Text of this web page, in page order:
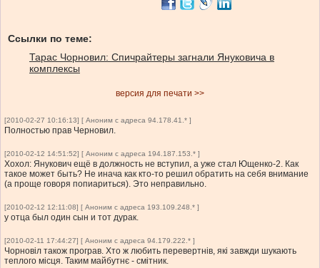
Ссылки по теме:
Тарас Чорновил: Спичрайтеры загнали Януковича в
комплексы
версия для печати >>
[2010-02-27 10:16:13] [ Аноним с адреса 94.178.41.* ]
Полностью прав Черновил.
[2010-02-12 14:51:52] [ Аноним с адреса 194.187.153.* ]
Хохол: Янукович ещё в должность не вступил, а уже стал Ющенко-2. Как
такое может быть? Не инача как кто-то решил обратить на себя внимание
(а проще говоря попиариться). Это неправильно.
[2010-02-12 12:11:08] [ Аноним с адреса 193.109.248.* ]
у отца был один сын и тот дурак.
[2010-02-11 17:44:27] [ Аноним с адреса 94.179.222.* ]
Чорновіл також програв. Хто ж любить перевертнів, які завжди шукають
теплого місця. Таким майбутнє - смітник.